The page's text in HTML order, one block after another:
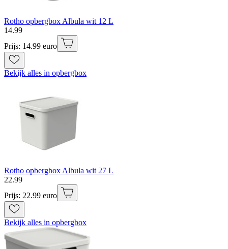
Rotho opbergbox Albula wit 12 L
14.99
Prijs: 14.99 euro
Bekijk alles in opbergbox
Rotho opbergbox Albula wit 27 L
22.99
Prijs: 22.99 euro
Bekijk alles in opbergbox